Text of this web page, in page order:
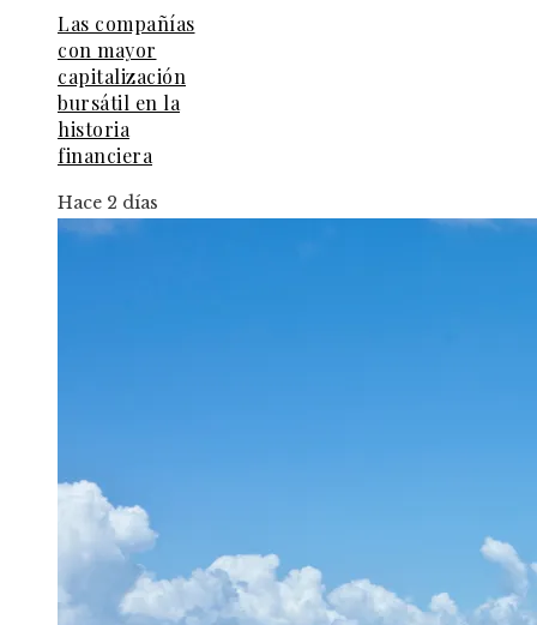
Las compañías
con mayor
capitalización
bursátil en la
historia
financiera
Hace 2 días